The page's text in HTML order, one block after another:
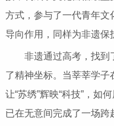
方式，参与了一代青年文
导向作用，同样为非遗保
非遗通过高考，找到
了精神坐标。当莘莘学
让“苏绣”辉映“科技”，如
已在无意间完成了一场